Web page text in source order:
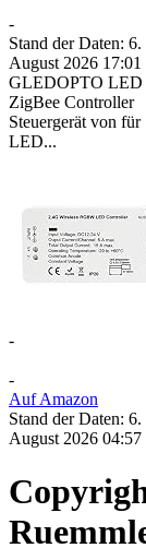
-
Stand der Daten: 6.
August 2026 17:01
GLEDOPTO LED
ZigBee Controller
Steuergerät von für
LED...
-
-
Auf Amazon
Stand der Daten: 6.
August 2026 04:57